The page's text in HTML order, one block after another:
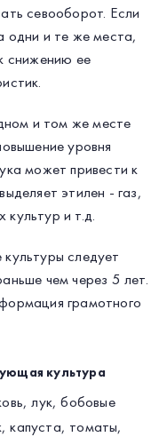
севооборот. Если
одни и те же места,
снижению ее
и том же месте
уровня
может привести к
этилен - газ,
и т.д.
следует
чем через 5 лет.
грамотного
культура
лук, бобовые
капуста, томаты,